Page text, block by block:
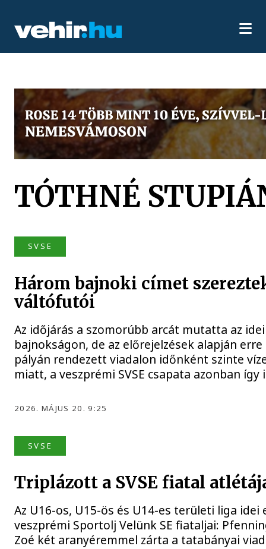
TÓTHNÉ
SVSE
Három bajnoki címet
váltófutói
Az időjárás a szomorúbb arcát mutatta az
bajnokságon, de az előrejelzések alapján
pályán rendezett viadalon időnként szinte
miatt, a veszprémi SVSE csapata azonban
2026. MÁJUS 20. 9:25
SVSE
Triplázott a SVSE fiatal
Az U16-os, U15-ös és U14-es területi liga
veszprémi Sportolj Velünk SE fiataljai:
Zoé két aranyéremmel zárta a tatabányai